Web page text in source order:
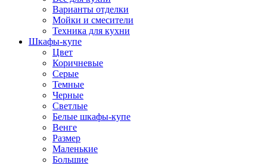
Варианты отделки
Мойки и смесители
Техника для кухни
Шкафы-купе
Цвет
Коричневые
Серые
Темные
Черные
Светлые
Белые шкафы-купе
Венге
Размер
Маленькие
Большие